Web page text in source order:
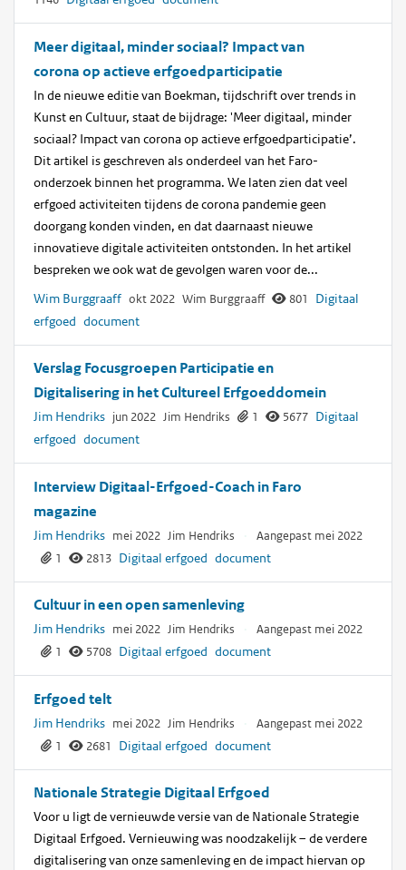
Meer digitaal, minder sociaal? Impact van
corona op actieve erfgoedparticipatie
In de nieuwe editie van Boekman, tijdschrift over trends in
Kunst en Cultuur, staat de bijdrage: 'Meer digitaal, minder
sociaal? Impact van corona op actieve erfgoedparticipatie’.
Dit artikel is geschreven als onderdeel van het Faro-
onderzoek binnen het programma. We laten zien dat veel
erfgoed activiteiten tijdens de corona pandemie geen
doorgang konden vinden, en dat daarnaast nieuwe
innovatieve digitale activiteiten ontstonden. In het artikel
bespreken we ook wat de gevolgen waren voor de...
Wim Burggraaff okt 2022 Wim Burggraaff 801
Digitaal
erfgoed document
Verslag Focusgroepen Participatie en
Digitalisering in het Cultureel Erfgoeddomein
Jim Hendriks jun 2022 Jim Hendriks 1 5677 Digitaal
erfgoed document
Interview Digitaal-Erfgoed-Coach in Faro
magazine
Jim Hendriks mei 2022 Jim Hendriks
Aangepast mei 2022
1
2813 Digitaal erfgoed document
Cultuur in een open samenleving
Jim Hendriks mei 2022 Jim Hendriks
Aangepast mei 2022
1
5708 Digitaal erfgoed document
Erfgoed telt
Jim Hendriks mei 2022 Jim Hendriks
Aangepast mei 2022
1
2681 Digitaal erfgoed document
Nationale Strategie Digitaal Erfgoed
Voor u ligt de vernieuwde versie van de Nationale Strategie
Digitaal Erfgoed. Vernieuwing was noodzakelijk – de verdere
digitalisering van onze samenleving en de impact hiervan op